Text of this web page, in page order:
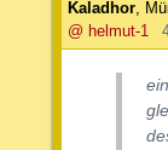
Kaladhor,
@ helmut-1